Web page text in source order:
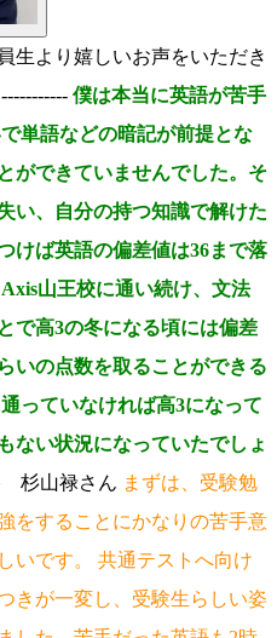
生より嬉しいお声をいただき
僕は本当に英語が苦手
単語などの暗記が前提とな
ができていませんでした。そ
い、自分の持つ知識で解けた
けば英語の偏差値は36まで落
山王校に通い続け、文法
で高3の冬になる頃には偏差
いの点数を取ることができる
っていなければ高3になって
ない状況になっていたでしょ
杉山禄さん まずは、受験勉
をすることにかなりの苦手意
いです。 共通テストへ向け
きが一変し、受験生らしい姿